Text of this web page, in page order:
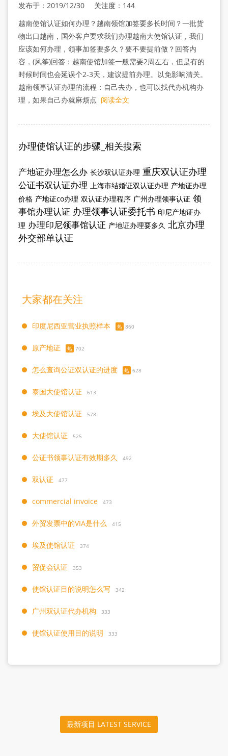
发布于：2019/12/30 关注度：144
越南使馆认证如何办理？越南领馆加签要多长时间？一批货
物出口越南，国外客户要求我们办理越南大使馆认证，我们
应该如何办理，领事加签要多久？要不要提前做？回答内
容，(风筝)回答：越南使馆加签一般需要2周左右，但是有的
时候时间也会延误个2-3天，建议提前办理。以免影响清关。
越南领事认证办理的流程：自己去办，也可以找代办机构办
理，如果自己办就麻烦点 阅读全文
办理使馆认证的步骤_相关搜索
产地证办理怎么办 长沙双认证办理 重庆双认证办理
公证书双认证办理 上海市结婚证双认证办理 产地证办理
价格 产地证co办理 双认证办理程序 广州办理领事认证 领
事馆办理认证 办理领事认证委托书 印尼产地证办
理 办理印尼领事馆认证 产地证办理要多久 北京办理
外交部单认证
大家都在关注
印度尼西亚营业执照样本 热 860
原产地证 热 702
怎么查询公证双认证的进度 热 628
泰国大使馆认证 613
埃及大使馆认证 578
大使馆认证 525
公证书领事认证有效期多久 492
双认证 477
commercial invoice 473
外贸发票中的VIA是什么 415
埃及使馆认证 374
贸促会认证 353
使馆认证目的说明怎么写 342
广州双认证代办机构 333
使馆认证使用目的说明 333
最新项目 LATEST SERVICE